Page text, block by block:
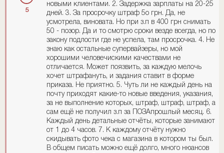
5
новыми клиентами. 2. Задержка зарплаты на 20-25
дней. 3. За просрочку штраф 5о грн. Да, не
усмотрела, виновата. Но при з.п в 400 грн снимать
50 - позор. Да и то смотрю сроки везде всегда, но по
закону подлости где не успела, там просрочка. 4. Не
знаю как остальные супервайзеры, но мой
хорошими человечискими качествами не
отличается. Может поязвить, за каждую мелочь
хочет штрафануть, и задания ставит в форме
приказа. Не приятно. 5. Чуть ли не каждый день на
почту приходят какие-то новые введения, указания,
за не выполнение которых, штраф, штраф, штраф, а
сам ещё не получил з.п за ПОЗАпрошлый месяц. 6.
Каждый день детальные отчёты, которые занимают
от 1 до 4 часов. 7. К каждому отчёту нужно
скидывать фото чека с магазина в котором ты был.
В общем писать можно ещё долго, много нюансов